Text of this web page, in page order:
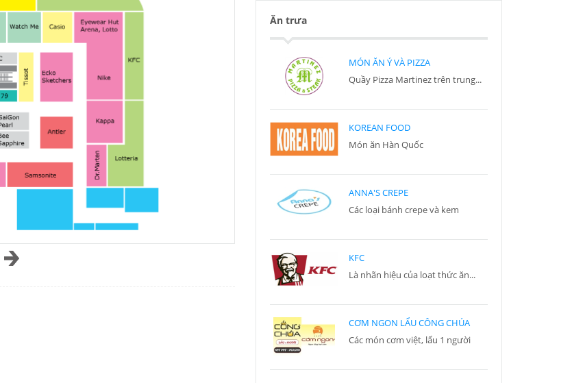
Ăn trưa
MÓN ĂN Ý VÀ PIZZA
Quầy Pizza Martinez trên trung...
KOREAN FOOD
Món ăn Hàn Quốc
ANNA'S CREPE
Các loại bánh crepe và kem
KFC
Là nhãn hiệu của loạt thức ăn...
CƠM NGON LẨU CÔNG CHÚA
Các món cơm việt, lẩu 1 người